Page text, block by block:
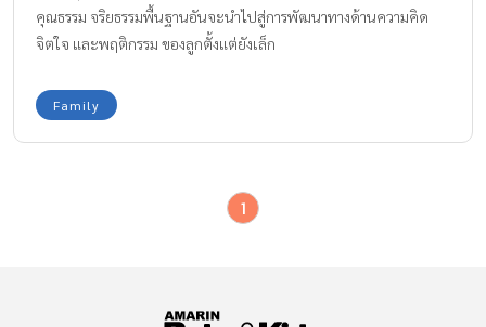
คุณธรรม จริยธรรมพื้นฐานอันจะนำไปสู่การพัฒนาทางด้านความคิด
จิตใจ และพฤติกรรม ของลูกตั้งแต่ยังเล็ก
Family
1